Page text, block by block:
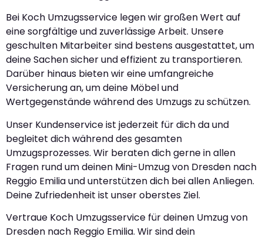
Bei Koch Umzugsservice legen wir großen Wert auf
eine sorgfältige und zuverlässige Arbeit. Unsere
geschulten Mitarbeiter sind bestens ausgestattet, um
deine Sachen sicher und effizient zu transportieren.
Darüber hinaus bieten wir eine umfangreiche
Versicherung an, um deine Möbel und
Wertgegenstände während des Umzugs zu schützen.
Unser Kundenservice ist jederzeit für dich da und
begleitet dich während des gesamten
Umzugsprozesses. Wir beraten dich gerne in allen
Fragen rund um deinen Mini-Umzug von Dresden nach
Reggio Emilia und unterstützen dich bei allen Anliegen.
Deine Zufriedenheit ist unser oberstes Ziel.
Vertraue Koch Umzugsservice für deinen Umzug von
Dresden nach Reggio Emilia. Wir sind dein